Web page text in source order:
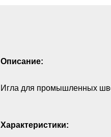
Описание:
Игла для промышленных
Характеристики: